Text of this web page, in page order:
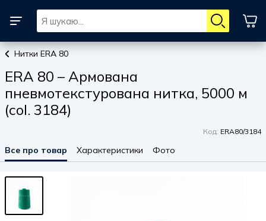
Нитки ERA 80
ERA 80 – Армована
пневмотекстурована нитка, 5000 м
(col. 3184)
Код: ERA80/3184
Все про товар Характеристики Фото